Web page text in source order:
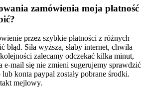
zamówienia moja płatność
przez szybkie płatności z różnych
błąd. Siła wyższa, słaby internet, chwila
zalecamy odczekać kilka minut,
e-mail się nie zmieni sugerujemy sprawdzić
konta paypal zostały pobrane środki.
mejlowy.